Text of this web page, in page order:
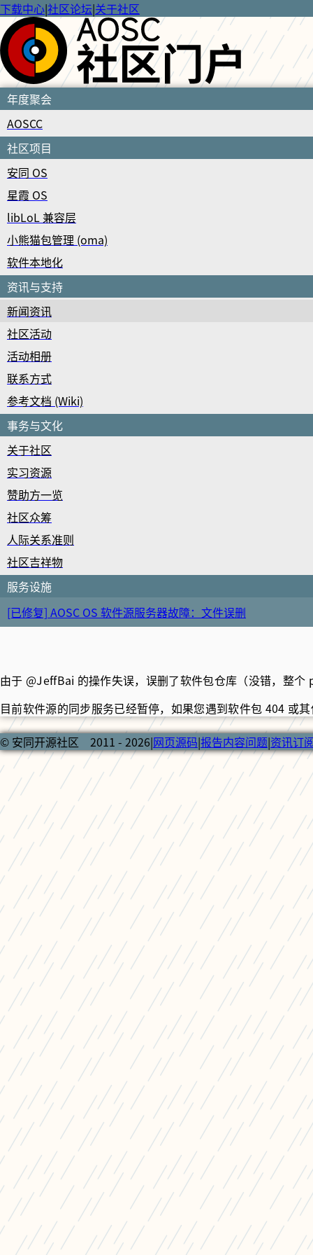
下载中心|社区论坛|关于社区
年度聚会
AOSCC
社区项目
安同 OS
星霞 OS
libLoL 兼容层
小熊猫包管理 (oma)
软件本地化
资讯与支持
新闻资讯
社区活动
活动相册
联系方式
参考文档 (Wiki)
事务与文化
关于社区
实习资源
赞助方一览
社区众筹
人际关系准则
社区吉祥物
服务设施
[已修复] AOSC OS 软件源服务器故障：文件误删
由于 @JeffBai 的操作失误，误删了软件包仓库（没错，整
目前软件源的同步服务已经暂停，如果您遇到软件包 404 或
© 安同开源社区 2011 - 2026|网页源码|报告内容问题|资讯订